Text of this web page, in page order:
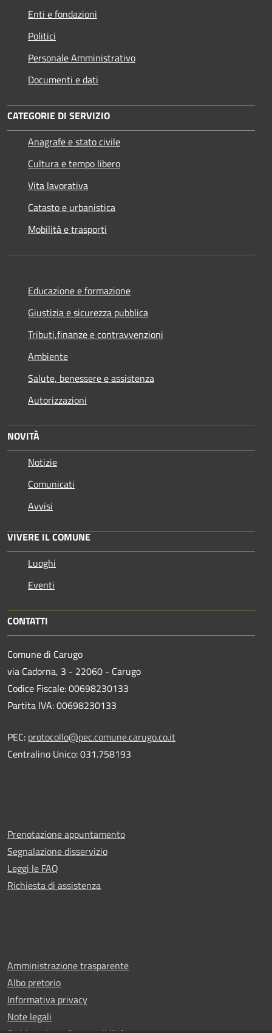
Enti e fondazioni
Politici
Personale Amministrativo
Documenti e dati
CATEGORIE DI SERVIZIO
Anagrafe e stato civile
Cultura e tempo libero
Vita lavorativa
Catasto e urbanistica
Mobilità e trasporti
Educazione e formazione
Giustizia e sicurezza pubblica
Tributi,finanze e contravvenzioni
Ambiente
Salute, benessere e assistenza
Autorizzazioni
NOVITÀ
Notizie
Comunicati
Avvisi
VIVERE IL COMUNE
Luoghi
Eventi
CONTATTI
Comune di Carugo
via Cadorna, 3 - 22060 - Carugo
Codice Fiscale: 00698230133
Partita IVA: 00698230133
PEC: protocollo@pec.comune.carugo.co.it
Centralino Unico: 031.758193
Prenotazione appuntamento
Segnalazione disservizio
Leggi le FAQ
Richiesta di assistenza
Amministrazione trasparente
Albo pretorio
Informativa privacy
Note legali